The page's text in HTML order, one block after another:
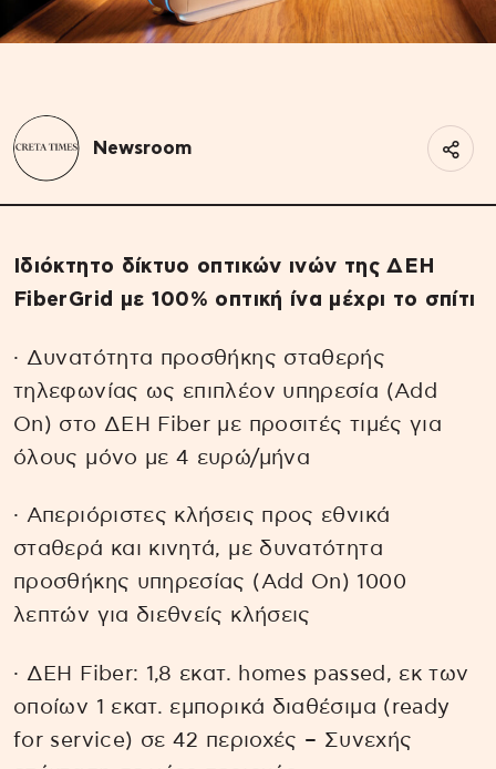
Newsroom
Ιδιόκτητο δίκτυο οπτικών ινών της ΔΕΗ
FiberGrid με 100% οπτική ίνα μέχρι το σπίτι
· Δυνατότητα προσθήκης σταθερής
τηλεφωνίας ως επιπλέον υπηρεσία (Add
On) στο ΔΕΗ Fiber με προσιτές τιμές για
όλους μόνο με 4 ευρώ/μήνα
· Απεριόριστες κλήσεις προς εθνικά
σταθερά και κινητά, με δυνατότητα
προσθήκης υπηρεσίας (Add On) 1000
λεπτών για διεθνείς κλήσεις
· ΔΕΗ Fiber: 1,8 εκατ. homes passed, εκ των
οποίων 1 εκατ. εμπορικά διαθέσιμα (ready
for service) σε 42 περιοχές – Συνεχής